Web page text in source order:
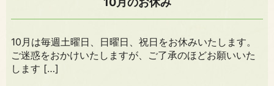
10月は毎週土曜日、日曜日、祝日をお休みいたします。
ご迷惑をおかけいたしますが、ご了承のほどお願いいた
します […]